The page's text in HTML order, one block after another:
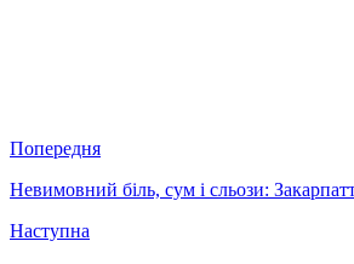
Попередня
Невимовний біль, сум і сльози:
Наступна